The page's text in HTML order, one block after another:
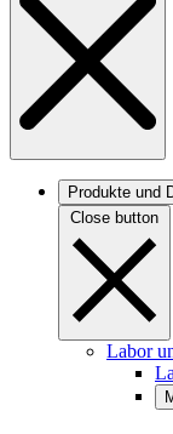
Produkte und
Close button
Labor